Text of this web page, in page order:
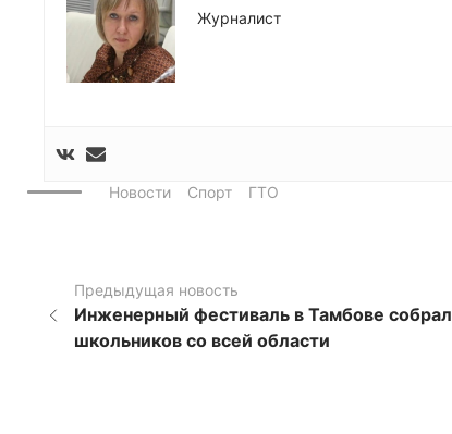
Журналист
Новости Спорт ГТО
Предыдущая новость
Инженерный фестиваль в Тамбове собрал
школьников со всей области